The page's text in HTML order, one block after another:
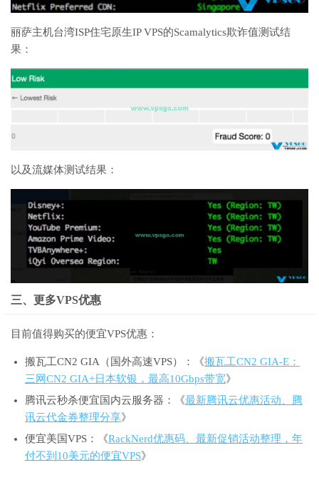
丽萨主机台湾ISP住宅原生IP VPS的Scamalytics欺诈值测试结
果：
以及流媒体测试结果：
三、更多VPS优惠
目前值得购买的便宜VPS优惠：
搬瓦工CN2 GIA（国外高速VPS）：《搬瓦工CN2 GIA-E：
三网CN2 GIA+日本软银，最高10Gbps带宽》
腾讯云秒杀便宜国内云服务器：《最新腾讯云优惠活动、腾
讯云代金券整理分享》
便宜美国VPS：《RackNerd优惠码、最新促销活动整理，年
付不到10美元的便宜VPS》